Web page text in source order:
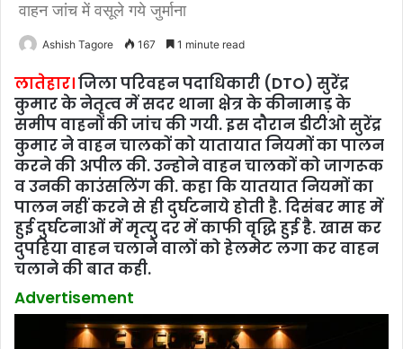
वाहन जांच में वसूले गये जुर्माना
Ashish Tagore 167 1 minute read
लातेहार।जिला परिवहन पदाधिकारी (DTO) सुरेंद्र
कुमार के नेतृत्‍व में सदर थाना क्षेत्र के कीनामाड़ के
समीप वाहनों की जांच की गयी. इस दौरान डीटीओ सुरेंद्र
कुमार ने वाहन चालकों को यातायात नियमों का पालन
करने की अपील की. उन्‍होने वाहन चालकों को जागरूक
व उनकी काउंसलिंग की. कहा कि यातयात नियमों का
पालन नहीं करने से ही दुर्घटनाये होती है. दिसंबर माह में
हुई दुर्घटनाओं में मृत्‍यु दर में काफी वृद्धि हुई है. खास कर
दुपहिया वाहन चलाने वालों को हेलमेट लगा कर वाहन
चलाने की बात कही.
Advertisement